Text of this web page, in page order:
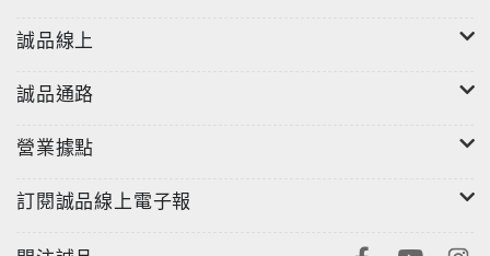
誠品線上
誠品通路
營業據點
訂閱誠品線上電子報